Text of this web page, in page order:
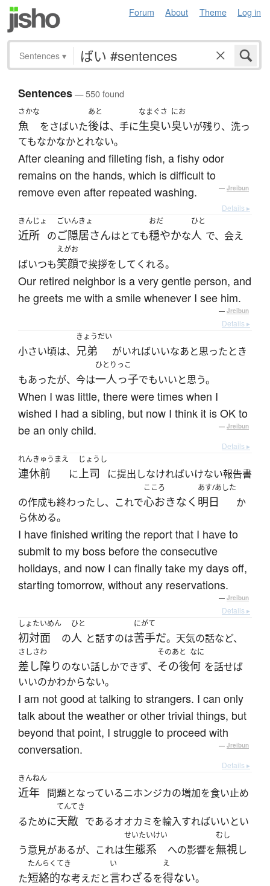
Forum About Theme Log in
Sentences ▾
Sentences— 550 found
さかな
魚 をさばいた
あと
後は、手に
なまぐさ
生臭い
にお
臭いが残り、洗っ
てもなかなかとれない。
After cleaning and filleting fish, a fishy odor
remains on the hands, which is difficult to
remove even after repeated washing.
— Jreibun
Details ▸
きんじょ
近所 の
ごいんきょ
ご隠居さんはとても
おだ
穏やかな
ひと
人 で、会え
ばいつも
えがお
笑顔で挨拶をしてくれる。
Our retired neighbor is a very gentle person, and
he greets me with a smile whenever I see him.
— Jreibun
Details ▸
小さい頃は、
きょうだい
兄弟 がいればいいなあと思ったとき
もあったが、今は
ひとりっこ
一人っ子でもいいと思う。
When I was little, there were times when I
wished I had a sibling, but now I think it is OK to
be an only child.
— Jreibun
Details ▸
れんきゅうまえ
連休前 に
じょうし
上司 に提出しなければいけない報告書
の作成も終わったし、これで
こころ
心おきなく
あす/あした
明日
か
ら休める。
I have finished writing the report that I have to
submit to my boss before the consecutive
holidays, and now I can finally take my days off,
starting tomorrow, without any reservations.
— Jreibun
Details ▸
しょたいめん
初対面 の
ひと
人 と話すのは
にがて
苦手だ。天気の話など、
さしさわ
差し障りのない話しかできず、
そのあと
その後
なに
何 を話せば
いいのかわからない。
I am not good at talking to strangers. I can only
talk about the weather or other trivial things, but
beyond that point, I struggle to proceed with
conversation.
— Jreibun
Details ▸
きんねん
近年 問題となっているニホンジカの増加を食い止め
るために
てんてき
天敵 であるオオカミを輸入すればいいとい
う意見があるが、これは
せいたいけい
生態系 への影響を
むし
無視し
た
たんらくてき
短絡的な考えだと
い
言わざるを
え
得ない。